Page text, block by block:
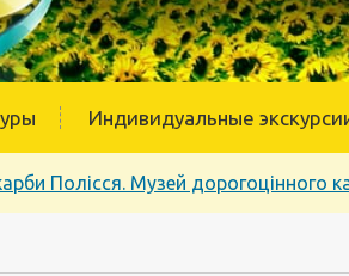
Индивидуальные
Полісся. Музей дорогоцінного